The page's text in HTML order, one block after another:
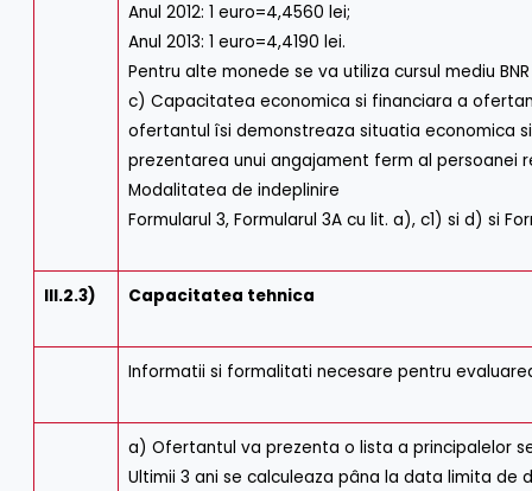
Anul 2012: 1 euro=4,4560 lei;
Anul 2013: 1 euro=4,4190 lei.
Pentru alte monede se va utiliza cursul mediu
c) Capacitatea economica si financiara a
ofertantul îsi demonstreaza situatia economica
prezentarea unui angajament ferm al
Modalitatea de indeplinire
Formularul 3, Formularul 3A cu lit. a), c1) si d) si
III.2.3) Capacitatea tehnica
Informatii si formalitati necesare pentru
a) Ofertantul va prezenta o lista a principalelor
Ultimii 3 ani se calculeaza pâna la data limita de